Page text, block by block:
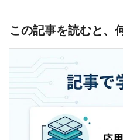
この記事を読むと、